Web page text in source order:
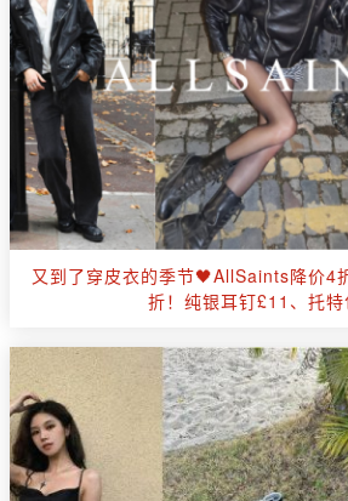
又到了穿皮衣的季节🖤AllSaints降价4
折！纯银耳钉£11、托